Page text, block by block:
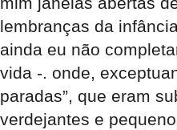
lembranças da
ainda eu não
vida -. onde,
paradas”, que eram
verdejantes e